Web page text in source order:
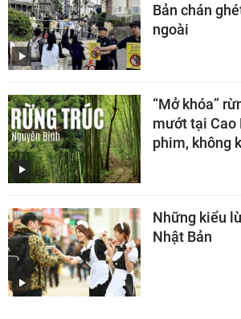
Bản chán
ngoài
“Mở khóa”
mướt tại Cao
phim, không
Những kiểu
Nhật Bản